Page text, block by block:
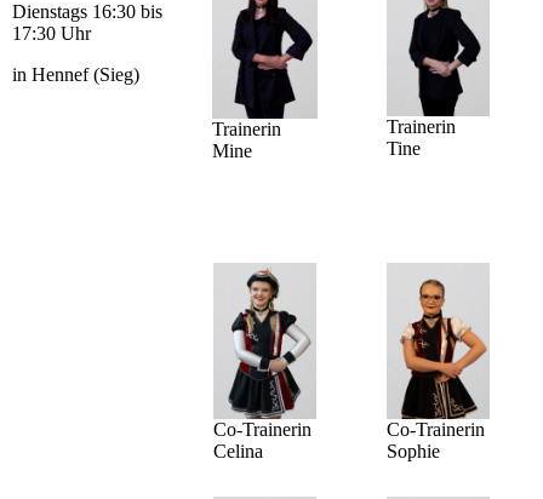
Dienstags 16:30 bis
17:30 Uhr
in Hennef (Sieg)
Trainerin
Mine
Trainerin
Tine
Co-Trainerin
Celina
Co-Trainerin
Sophie